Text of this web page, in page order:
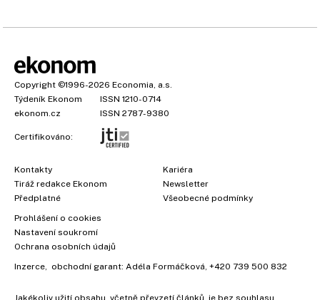
Copyright ©1996-2026 Economia, a.s.
Týdeník Ekonom
ISSN 1210-0714
ekonom.cz
ISSN 2787-9380
Certifikováno:
Kontakty
Tiráž redakce Ekonom
Předplatné
Kariéra
Newsletter
Všeobecné podmínky
Prohlášení o cookies
Nastavení soukromí
Ochrana osobních údajů
Inzerce , obchodní garant: Adéla Formáčková +420 739 500 832
Jakékoliv užití obsahu, včetně převzetí článků, je bez souhlasu